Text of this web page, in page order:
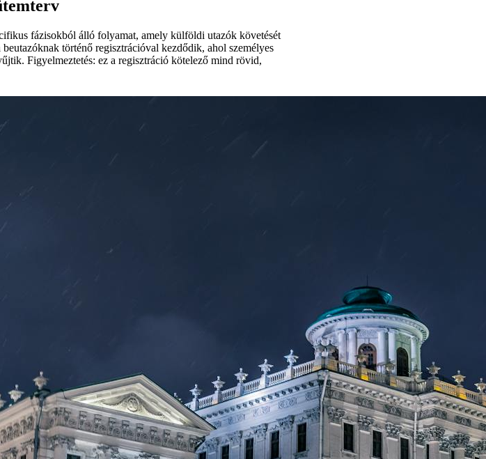
fázisokból álló folyamat, amely külföldi utazók követését
történő regisztrációval kezdődik, ahol személyes
Figyelmeztetés: ez a regisztráció kötelező mind rövid,